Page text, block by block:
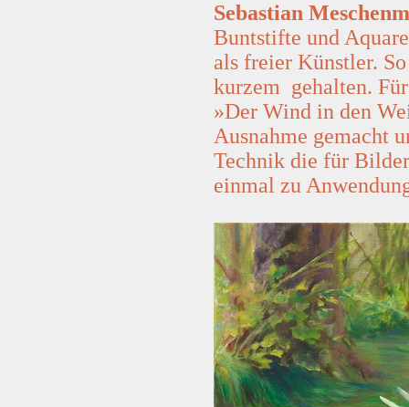
Sebastian
Buntstifte und
als freier Künstler.
kurzem gehalten.
»Der Wind in den
Ausnahme gemacht
Technik die für
einmal zu